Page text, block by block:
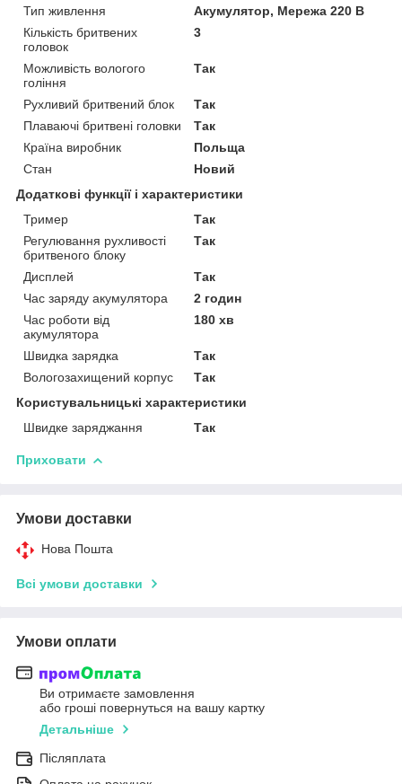
Тип живлення
Акумулятор, Мережа 220 В
Кількість бритвених
головок
3
Можливість вологого
гоління
Так
Рухливий бритвений блок
Так
Плаваючі бритвені головки
Так
Країна виробник
Польща
Стан
Новий
Додаткові функції і характеристики
Тример
Так
Регулювання рухливості
бритвеного блоку
Так
Дисплей
Так
Час заряду акумулятора
2 годин
Час роботи від
акумулятора
180 хв
Швидка зарядка
Так
Вологозахищений корпус
Так
Користувальницькі характеристики
Швидке заряджання
Так
Приховати
Умови доставки
Нова Пошта
Всі умови доставки
Умови оплати
Ви отримаєте замовлення
або гроші повернуться на вашу картку
Детальніше
Післяплата